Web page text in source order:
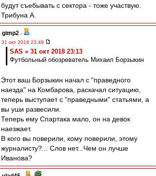
будут съебывать с сектора - тоже участвую.
Трибуна А.
gimp2 -
31 окт 2018 23:49
SAS » 31 окт 2018 23:13
Футбольный обозреватель Михаил Борзыкин
Этот ваш Борзыкин начал с "праведного
наезда" на Комбарова, раскачал ситуацию,
теперь выступает с "праведными" статьями, а
вы уши развесили.
Теперь ему Спартака мало, он на девок
наезжает.
В кого вы поверили, кому поверили, этому
журналисту?... Слов нет...Чем он лучше
Иванова?